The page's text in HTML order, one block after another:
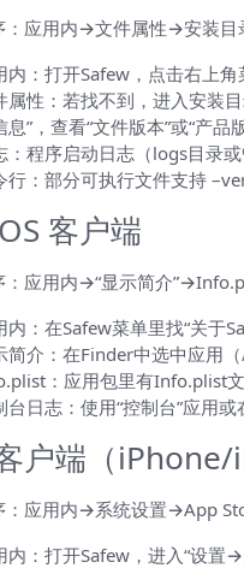
：应用内→文件属性→安装目
内：打开Safew，点击右上
属性：若找不到，进入安装
息”，查看“文件版本”或“产品版
：程序启动日志（logs目录
行：部分可执行文件支持
客户端
：应用内→“显示简介
内：在Safew菜单里找“关于
简介：在Finder中选中应用
：应用包里有Info.plist
台日志：使用“控制台”应用
户端（iPhone/
：应用内→系统设置→App
内：打开Safew，进入“设置